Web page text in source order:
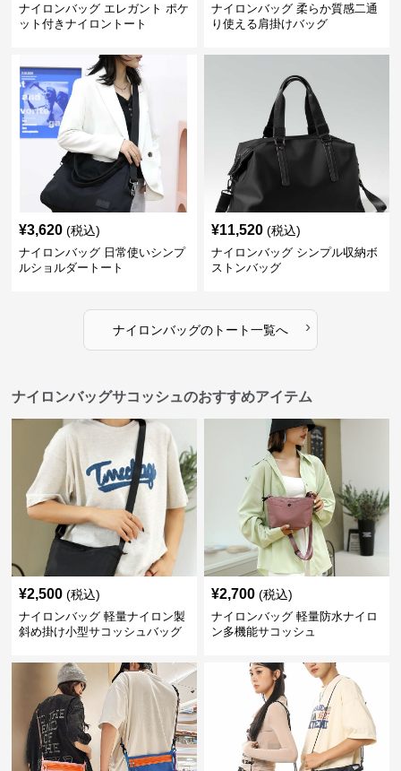
ナイロンバッグ エレガント ポケ
ット付きナイロントート
ナイロンバッグ 柔らか質感二通
り使える肩掛けバッグ
¥3,620 (税込)
ナイロンバッグ 日常使いシンプ
ルショルダートート
¥11,520 (税込)
ナイロンバッグ シンプル収納ボ
ストンバッグ
ナイロンバッグのトート一覧へ ›
ナイロンバッグサコッシュのおすすめアイテム
¥2,500 (税込)
ナイロンバッグ 軽量ナイロン製
斜め掛け小型サコッシュバッグ
¥2,700 (税込)
ナイロンバッグ 軽量防水ナイロ
ン多機能サコッシュ